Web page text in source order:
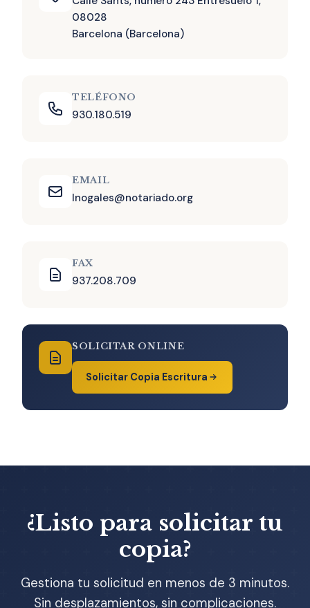
08028
Barcelona (Barcelona)
TELÉFONO
930.180.519
EMAIL
lnogales@notariado.org
FAX
937.208.709
SOLICITAR ONLINE
Solicitar Copia Escritura
¿Listo para solicitar tu
copia?
Gestiona tu solicitud en menos de 3 minutos.
Sin desplazamientos, sin complicaciones.